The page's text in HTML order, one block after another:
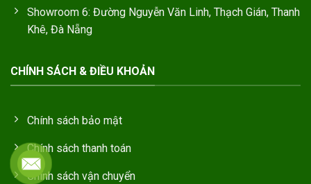
Showroom 6: Đường Nguyễn Văn Linh, Thạch Gián, Thanh
Khê, Đà Nẵng
CHÍNH SÁCH & ĐIỀU KHOẢN
Chính sách bảo mật
Chính sách thanh toán
Chính sách vận chuyển